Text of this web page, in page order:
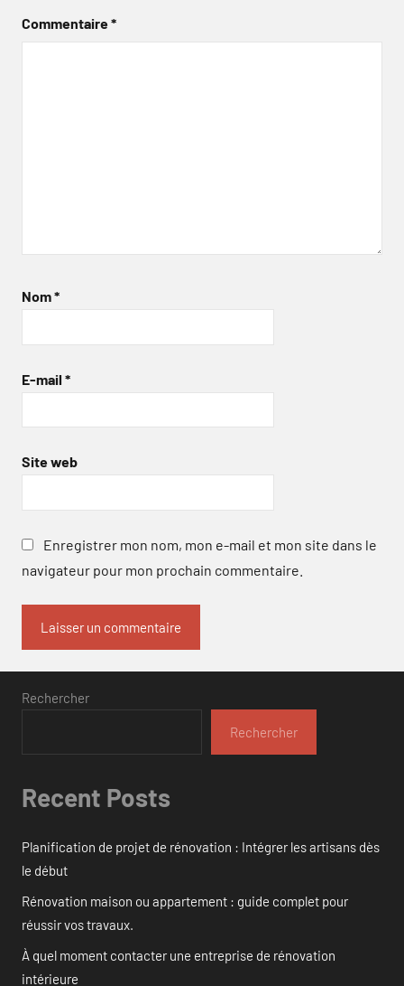
Commentaire*
Nom*
E-mail *
Site web
Enregistrer mon nom, mon e-mail et mon site dans le
navigateur pour mon prochain commentaire.
Rechercher
Rechercher
Recent Posts
Planification de projet de rénovation : Intégrer les artisans dès
le début
Rénovation maison ou appartement : guide complet pour
réussir vos travaux.
À quel moment contacter une entreprise de rénovation
intérieure